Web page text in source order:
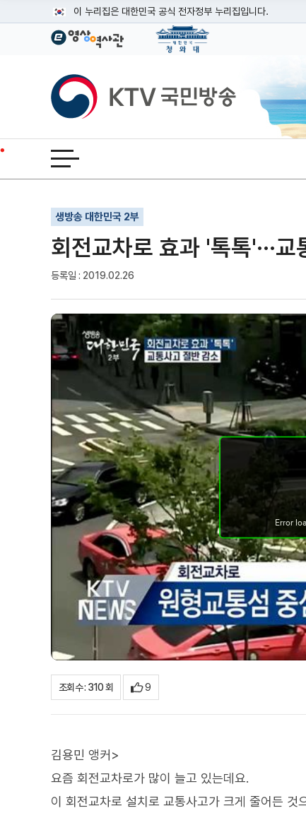
이 누리집은 대한민국 공식 전자정부 누리집입니다.
공식 누리집 주소 확인하기
이밖에 or.kr 또는 .kr등 다른 도메인 주소를 사용하고 있다면
운영중인 공식 누리집보기
KTV국민방송
전체메뉴 열기
생방송 대한민국 2부
회전교차로 효과 '톡톡'···
등록일 : 2019.02.26
기사인쇄
글자확대
글자축소
조회수 : 310 회 9
김용민 앵커>
요즘 회전교차로가 많이 늘고 있는데요.
이 회전교차로 설치로 교통사고가 크게 줄어든 것